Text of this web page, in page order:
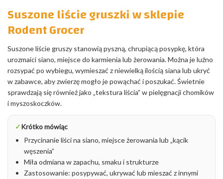
Suszone liście gruszki w sklepie
Rodent Grocer
Suszone liście gruszy stanowią pyszną, chrupiącą posypkę, która
urozmaici siano, miejsce do karmienia lub żerowania. Można je luźno
rozsypać po wybiegu, wymieszać z niewielką ilością siana lub ukryć
w zabawce, aby zwierzę mogło je powąchać i poszukać. Świetnie
sprawdzają się również jako „tekstura liścia” w pielęgnacji chomików
i myszoskoczków.
✓Krótko mówiąc
Przycinanie liści na siano, miejsce żerowania lub „kącik
węszenia”
Miła odmiana w zapachu, smaku i strukturze
Zastosowanie: posypywać, ukrywać lub mieszać z innymi